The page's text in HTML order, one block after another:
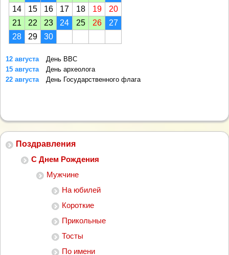
Поздравления
С Днем Рождения
Мужчине
На юбилей
Короткие
Прикольные
Тосты
По имени
14
15 16 17 18 19
20
21
22 23 24 25 26
27
28
29 30
12 августа
День ВВС
15 августа
День археолога
22 августа
День Государственного флага